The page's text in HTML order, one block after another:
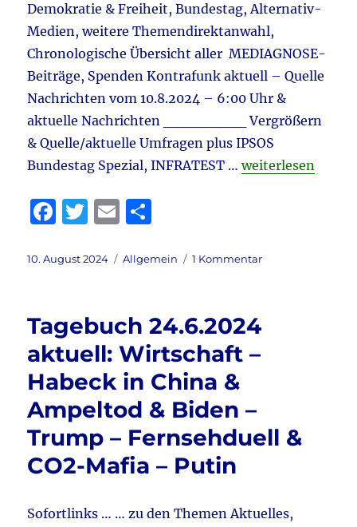
TV-
Duell
Demokratie & Freiheit, Bundestag, Alternativ-
Medien, weitere Themendirektanwahl,
Chronologische Übersicht aller MEDIAGNOSE-
Beiträge, Spenden Kontrafunk aktuell – Quelle
Nachrichten vom 10.8.2024 – 6:00 Uhr &
aktuelle Nachrichten ________ Vergrößern
& Quelle/aktuelle Umfragen plus IPSOS
Bundestag Spezial, INFRATEST …„Tagebuch
weiterlesen
F
c
b
o
o
k
T
it
r
E
ai le
Veröffentlicht
10. August 2024 Kategorien
Allgemein 1 Kommentarzu
Meinungsfreiheit
&
&
Tagebuch 24.6.2024
aktuell: Wirtschaft –
Habeck in China &
Ampeltod & Biden –
Trump – Fernsehduell &
CO2-Mafia – Putin
Sofortlinks … … zu den Themen Aktuelles,